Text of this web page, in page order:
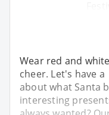
Wear red and
cheer. Let's have
about what Santa
interesting